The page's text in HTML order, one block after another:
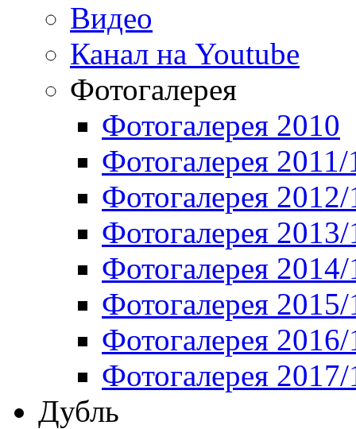
Видео
Канал на Youtube
Фотогалерея
Фотогалерея 2010
Фотогалерея 2011/
Фотогалерея
Фотогалерея
Фотогалерея
Фотогалерея
Фотогалерея
Фотогалерея
Дубль